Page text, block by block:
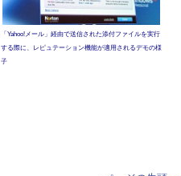
「Yahoo!メール」経由で送信された添付ファイルを実行
する際に、レピュテーション機能が適用されるデモの様
子